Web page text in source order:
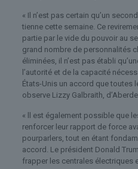
« Il n’est pas certain qu’un
tienne cette semaine. Ce
partie par le vide du pouvoir au
grand nombre de personnalités
éliminées, il n’est pas établi
l’autorité et de la capacité
États-Unis un accord que toutes
observe Lizzy Galbraith,
« ll est également possible que
renforcer leur rapport de force
pourparlers, tout en étant
accord. Le président Donald
frapper les centrales électriques